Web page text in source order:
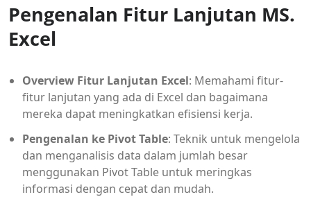
Pengenalan Fitur Lanjutan MS.
Excel
Overview Fitur Lanjutan Excel: Memahami fitur-
fitur lanjutan yang ada di Excel dan bagaimana
mereka dapat meningkatkan efisiensi kerja.
Pengenalan ke Pivot Table: Teknik untuk mengelola
dan menganalisis data dalam jumlah besar
menggunakan Pivot Table untuk meringkas
informasi dengan cepat dan mudah.